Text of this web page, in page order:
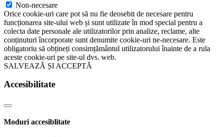
Non-necesare
Orice cookie-uri care pot să nu fie deosebit de necesare pentru
funcționarea site-ului web și sunt utilizate în mod special pentru a
colecta date personale ale utilizatorilor prin analize, reclame, alte
conținuturi încorporate sunt denumite cookie-uri ne-necesare. Este
obligatoriu să obțineți consimțământul utilizatorului înainte de a rula
aceste cookie-uri pe site-ul dvs. web.
SALVEAZĂ ȘI ACCEPTĂ
Accesibilitate
Moduri accesiblitate